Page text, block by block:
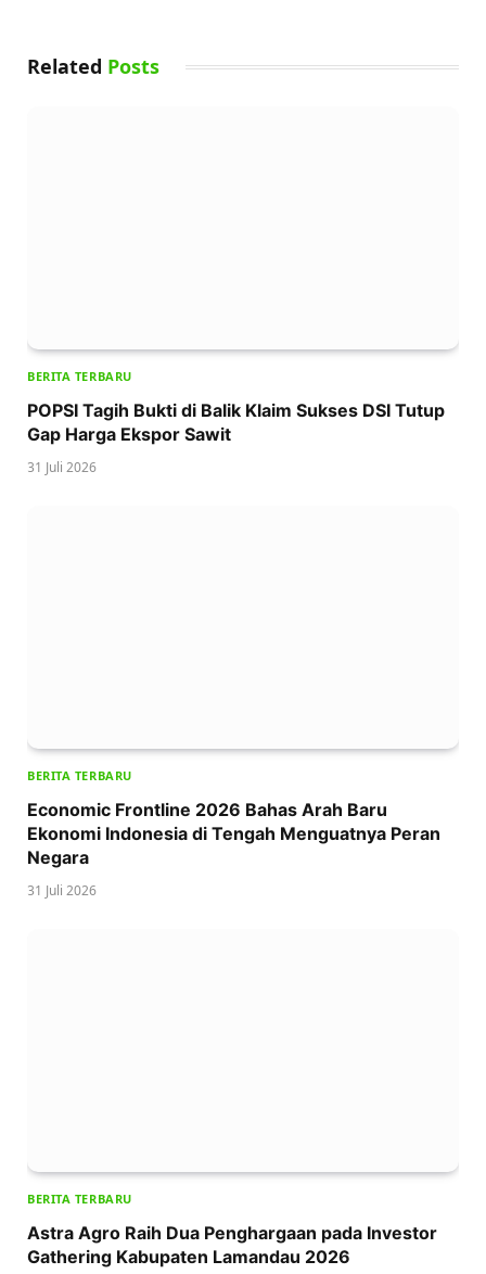
Related Posts
BERITA TERBARU
POPSI Tagih Bukti di Balik Klaim Sukses DSI Tutup
Gap Harga Ekspor Sawit
31 Juli 2026
BERITA TERBARU
Economic Frontline 2026 Bahas Arah Baru
Ekonomi Indonesia di Tengah Menguatnya Peran
Negara
31 Juli 2026
BERITA TERBARU
Astra Agro Raih Dua Penghargaan pada Investor
Gathering Kabupaten Lamandau 2026